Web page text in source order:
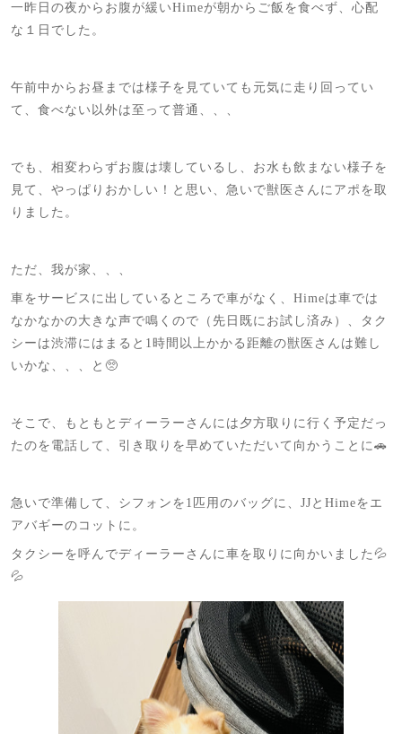
一昨日の夜からお腹が緩いHimeが朝からご飯を食べず、心配
な１日でした。
午前中からお昼までは様子を見ていても元気に走り回ってい
て、食べない以外は至って普通、、、
でも、相変わらずお腹は壊しているし、お水も飲まない様子を
見て、やっぱりおかしい！と思い、急いで獣医さんにアポを取
りました。
ただ、我が家、、、
車をサービスに出しているところで車がなく、Himeは車では
なかなかの大きな声で鳴くので（先日既にお試し済み）、タク
シーは渋滞にはまると1時間以上かかる距離の獣医さんは難し
いかな、、、と🥺
そこで、もともとディーラーさんには夕方取りに行く予定だっ
たのを電話して、引き取りを早めていただいて向かうことに🚗
急いで準備して、シフォンを1匹用のバッグに、JJとHimeをエ
アバギーのコットに。
タクシーを呼んでディーラーさんに車を取りに向かいました💦
💦